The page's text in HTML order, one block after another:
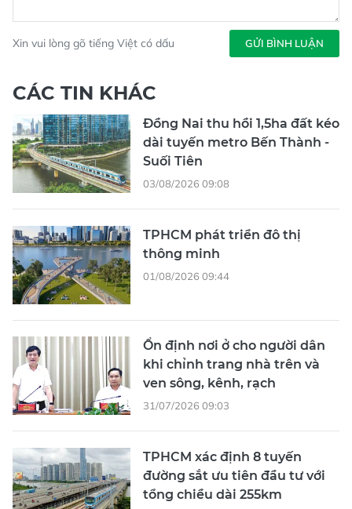
Xin vui lòng gõ tiếng Việt có dấu GỬI BÌNH LUẬN
CÁC TIN KHÁC
Đồng Nai thu hồi 1,5ha đất kéo
dài tuyến metro Bến Thành -
Suối Tiên
03/08/2026 09:08
TPHCM phát triển đô thị
thông minh
01/08/2026 09:44
Ổn định nơi ở cho người dân
khi chỉnh trang nhà trên và
ven sông, kênh, rạch
31/07/2026 09:03
TPHCM xác định 8 tuyến
đường sắt ưu tiên đầu tư với
tổng chiều dài 255km